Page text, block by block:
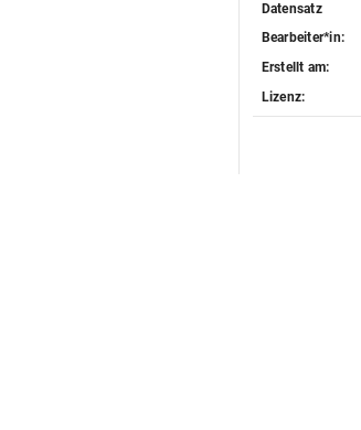
Datensatz
Bearbeiter*in:
Erstellt am:
Lizenz: